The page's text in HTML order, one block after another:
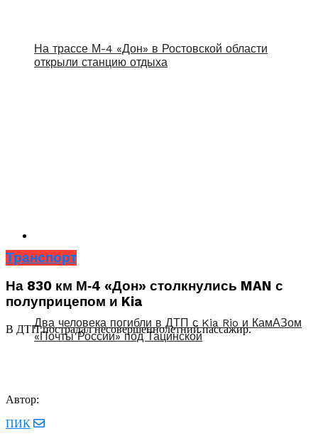
На трассе М-4 «Дон» в Ростовской области
открыли станцию отдыха
Два человека погибли в ДТП с Kia Rio и КамАЗом
«Почты России» под Тацинской
Транспорт
На 830 км М‑4 «Дон» столкнулись MAN с
полуприцепом и Kia
В ДТП пострадал несовершеннолетний пассажир.
Автор:
ПИК